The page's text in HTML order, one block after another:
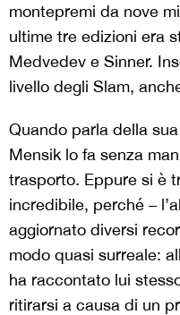
montepremi da nove
ultime tre edizioni era
Medvedev e Sinner.
livello degli Slam,
Quando parla della
Mensik lo fa senza
trasporto. Eppure si è
incredibile, perché –
aggiornato diversi
modo quasi surreale:
ha raccontato lui
ritirarsi a causa di un